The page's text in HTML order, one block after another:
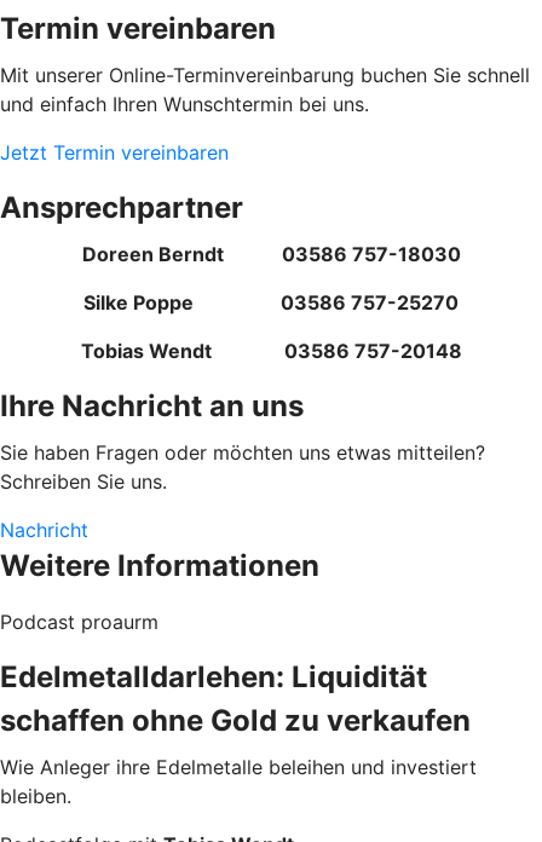
Termin vereinbaren
Mit unserer Online-Terminvereinbarung buchen Sie schnell
und einfach Ihren Wunschtermin bei uns.
Jetzt Termin vereinbaren
Ansprechpartner
Doreen Berndt 03586 757-18030
Silke Poppe 03586 757-25270
Tobias Wendt 03586 757-20148
Ihre Nachricht an uns
Sie haben Fragen oder möchten uns etwas mitteilen?
Schreiben Sie uns.
Nachricht
Weitere Informationen
Podcast proaurm
Edelmetalldarlehen: Liquidität
schaffen ohne Gold zu verkaufen
Wie Anleger ihre Edelmetalle beleihen und investiert
bleiben.